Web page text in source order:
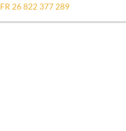
FR 26 822 377 289